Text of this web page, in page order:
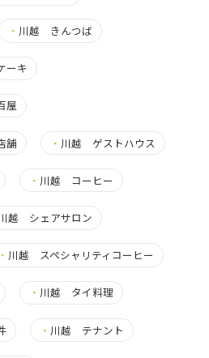
・ 川越 きんつば
ーキ
屋
舗 ・ 川越 ゲストハウス
・ 川越 コーヒー
越 シェアサロン
・ 川越 スペシャリティコーヒー
・ 川越 タイ料理
・ 川越 テナント